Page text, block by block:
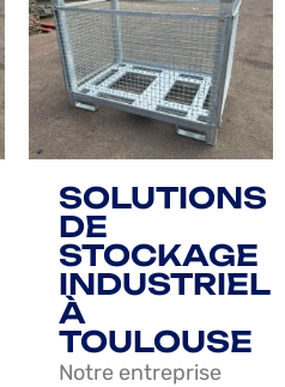
SOLUTIONS
DE
STOCKAGE
INDUSTRIEL
À
TOULOUSE
Notre entreprise